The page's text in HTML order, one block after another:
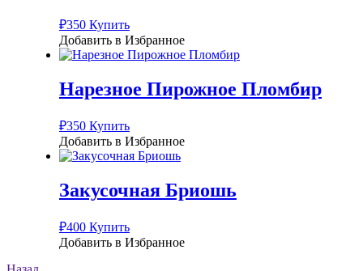
₽350 Купить
Добавить в Избранное
Нарезное Пирожное Пломбир
₽350 Купить
Добавить в Избранное
Закусочная Бриошь
₽400 Купить
Добавить в Избранное